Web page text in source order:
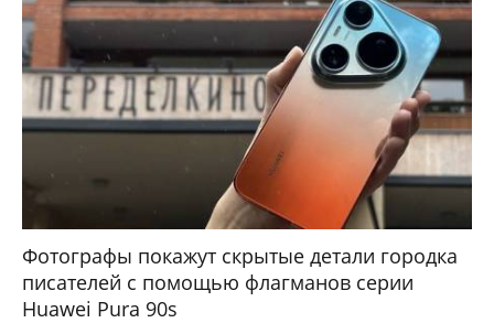
Фотографы покажут скрытые детали городка
писателей с помощью флагманов серии
Huawei Pura 90s